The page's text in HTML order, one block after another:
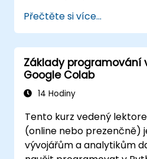
knihoven NLTK a SpaCy.
Práce s textovými
Google Colab, které
škálovatelný i
Přečtěte si více...
Základy programování
Google Colab
14 Hodiny
Tento kurz vedený
(online nebo prezenčně)
vývojářům a analytikům